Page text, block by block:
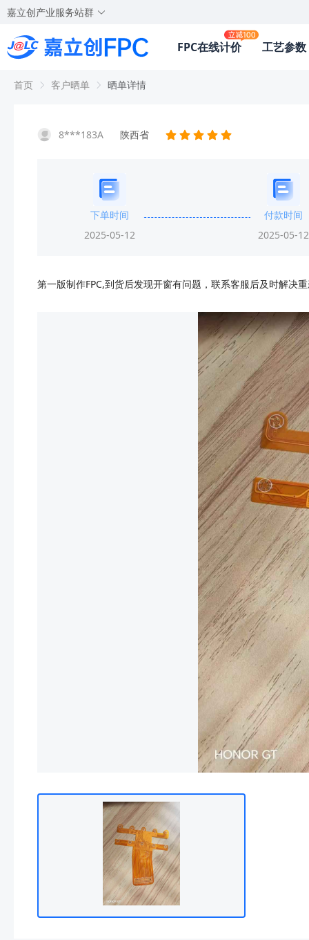
嘉立创产业服务站群
FPC在线计价 工艺参数
首页 客户晒单 晒单详情
8***183A 陕西省
下单时间
2025-05-12
付款时间
2025-05-12
第一版制作FPC,到货后发现开窗有问题，联系客服后及时解决